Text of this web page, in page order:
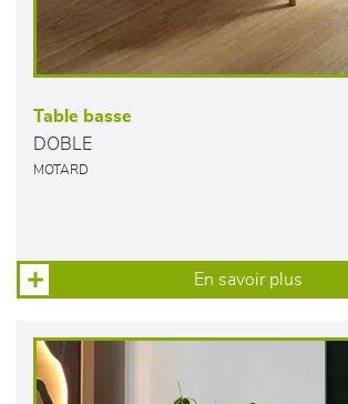
Table basse
DOBLE
MOTARD
En savoir plus